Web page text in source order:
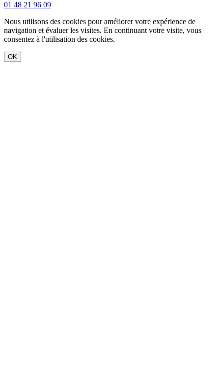
01 48 21 96 09
Nous utilisons des cookies pour améliorer votre expérience de
navigation et évaluer les visites. En continuant votre visite, vous
consentez à l'utilisation des cookies.
OK